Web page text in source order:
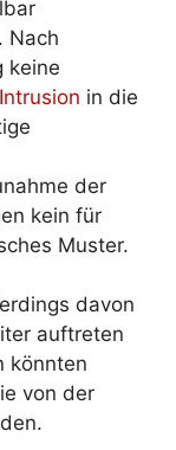
Nach
keine
Intrusion in die
der
kein für
Muster.
davon
auftreten
könnten
von der